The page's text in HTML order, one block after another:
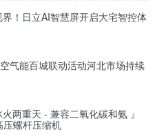
！日立AI智慧屏开启大宅智控体
气能百城联动活动河北市场持续
火两重天 - 兼容二氧化碳和氨 』
压螺杆压缩机